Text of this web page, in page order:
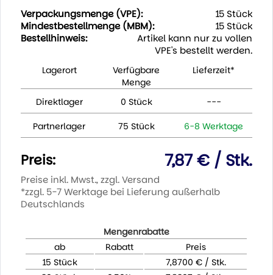
Verpackungsmenge (VPE):
15 Stück
Mindestbestellmenge (MBM):
15 Stück
Bestellhinweis:
Artikel kann nur zu vollen
VPE's bestellt werden.
Lagerort
Verfügbare
Menge
Lieferzeit*
Direktlager 0 Stück ---
Partnerlager 75 Stück 6-8 Werktage
Preis: 7,87 € / Stk.
Preise inkl. Mwst., zzgl. Versand
*zzgl. 5-7 Werktage bei Lieferung außerhalb
Deutschlands
Mengenrabatte
ab
Rabatt
Preis
15 Stück
7,8700 € / Stk.